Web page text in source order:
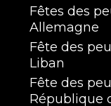
Fêtes des
Allemagne
Fête des
Liban
Fête des
République